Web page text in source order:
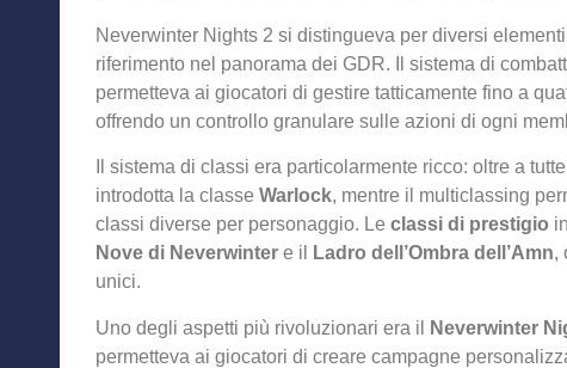
Neverwinter Nights 2 si distingueva per diversi
riferimento nel panorama dei GDR. Il sistema di
permetteva ai giocatori di gestire tatticamente fino a
offrendo un controllo granulare sulle azioni di ogni
Il sistema di classi era particolarmente ricco: oltre a
introdotta la classe Warlock, mentre il multiclassing
classi diverse per personaggio. Le classi di prestigio
Nove di Neverwinter e il Ladro dell’Ombra dell’Amn,
unici.
Uno degli aspetti più rivoluzionari era il Neverwinter
permetteva ai giocatori di creare campagne